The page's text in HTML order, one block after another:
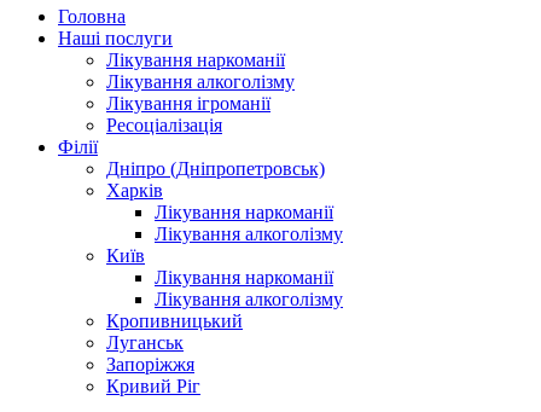
Головна
Наші послуги
Лікування наркоманії
Лікування алкоголізму
Лікування ігроманії
Ресоціалізація
Філії
Дніпро (Дніпропетровськ)
Харків
Лікування наркоманії
Лікування алкоголізму
Київ
Лікування наркоманії
Лікування алкоголізму
Кропивницький
Луганськ
Запоріжжя
Кривий Ріг